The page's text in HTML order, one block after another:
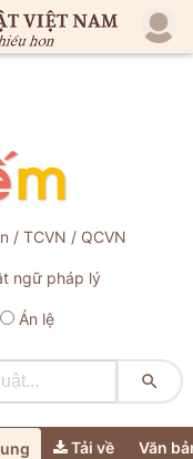
/ TCVN / QCVN
ngữ pháp lý
Án lệ

Tải về Văn